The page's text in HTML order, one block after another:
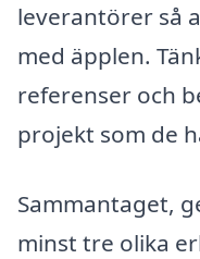
leverantörer så
med äpplen.
referenser och
projekt som de
Sammantaget,
minst tre olika